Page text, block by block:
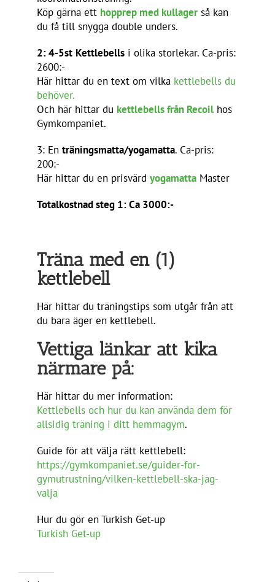
Köp gärna ett hopprep med kullager så kan
du få till snygga double unders.
2: 4-5st Kettlebells i olika storlekar. Ca-pris:
2600:-
Här hittar du en text om vilka kettlebells du
behöver.
Och här hittar du kettlebells från Recoil hos
Gymkompaniet.
3: En träningsmatta/yogamatta. Ca-pris:
200:-
Här hittar du en prisvärd yogamatta Master
Totalkostnad steg 1: Ca 3000:-
Träna med en (1)
kettlebell
Här hittar du träningstips som utgår från att
du bara äger en kettlebell.
Vettiga länkar att kika
närmare på:
Här hittar du mer information:
Kettlebells och hur du kan använda dem för
allsidig träning i ditt hemmagym.
Guide för att välja rätt kettlebell:
https://gymkompaniet.se/guider-for-
gymutrustning/vilken-kettlebell-ska-jag-
valja
Hur du gör en Turkish Get-up
Turkish Get-up